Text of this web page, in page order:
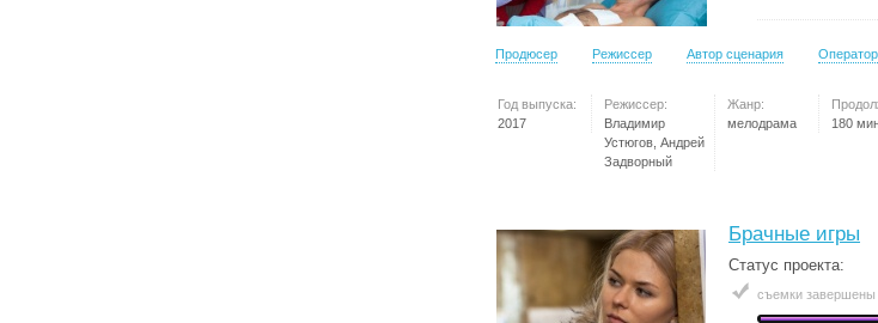
Продюсер Режиссер Автор сценария Оператор
Год выпуска:
2017
Режиссер:
Владимир
Устюгов, Андрей
Задворный
Жанр:
мелодрама
180
Брачные игры
Статус проекта:
съемки завершены